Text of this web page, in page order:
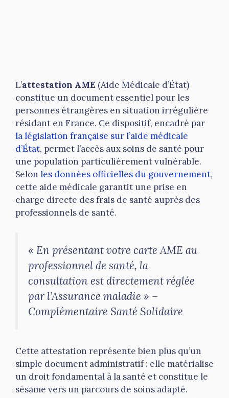
L’attestation AME (Aide Médicale d’État)
constitue un document essentiel pour les
personnes étrangères en situation irrégulière
résidant en France. Ce dispositif, encadré par
la législation française sur l’aide médicale
d’État, permet l’accès aux soins de santé pour
une population particulièrement vulnérable.
Selon les données officielles du gouvernement,
cette aide médicale garantit une prise en
charge directe des frais de santé auprès des
professionnels de santé.
« En présentant votre carte AME au
professionnel de santé, la
consultation est directement réglée
par l’Assurance maladie » –
Complémentaire Santé Solidaire
Cette attestation représente bien plus qu’un
simple document administratif : elle matérialise
un droit fondamental à la santé et constitue le
sésame vers un parcours de soins adapté.